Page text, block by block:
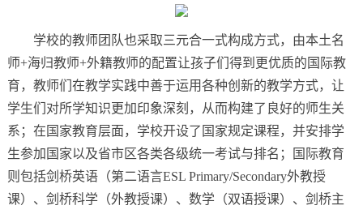
学校的教师团队也采取三元合一式构成方式，由本土名
师+海归教师+外籍教师的配置让孩子们得到更优质的国际教
育，教师们在教学实践中善于运用各种创新的教学方式，让
学生们对所学知识更加印象深刻，从而构建了良好的师生关
系；在国家教育层面，学校开设了国家规定课程，并安排学
生参加国家以及省市区各类各级统一考试与排名；国际教育
则包括剑桥英语（第二语言ESL Primary/Secondary外教授
课）、剑桥科学（外教授课）、数学（双语授课）、剑桥主